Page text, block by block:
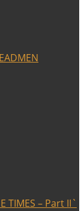
TIMES – Part II`